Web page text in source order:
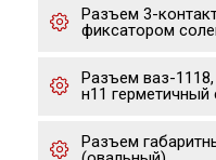
Разъем 3-
фиксатором
Разъем ваз-
н11 герметичный
Разъем